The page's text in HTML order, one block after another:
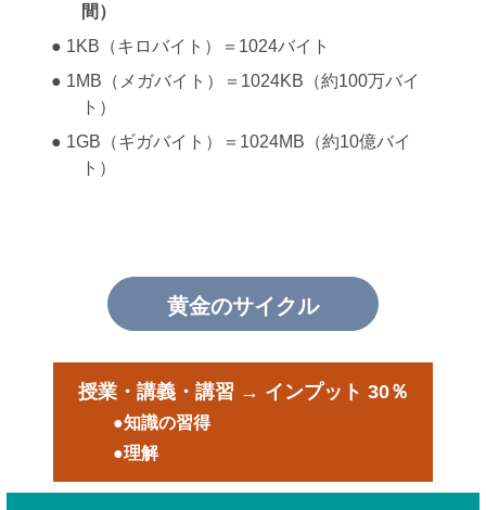
間）
● 1KB（キロバイト）＝1024バイト
● 1MB（メガバイト）＝1024KB（約100万バイ
ト）
● 1GB（ギガバイト）＝1024MB（約10億バイ
ト）
黄金のサイクル
授業・講義・講習 → インプット 30％
●知識の習得
●理解